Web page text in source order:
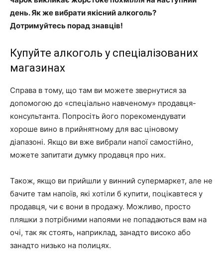
день. Як же вибрати якісний алкоголь?
Дотримуйтесь порад знавців!
Купуйте алкоголь у спеціалізованих
магазинах
Справа в тому, що там ви можете звернутися за
допомогою до «спеціально навченому» продавця-
консультанта. Попросіть його порекомендувати
хороше вино в прийнятному для вас ціновому
діапазоні. Якщо ви вже вибрали напої самостійно,
можете запитати думку продавця про них.
Також, якщо ви прийшли у винний супермаркет, але не
бачите там напоїв, які хотіли б купити, поцікавтеся у
продавця, чи є вони в продажу. Можливо, просто
пляшки з потрібними напоями не попадаються вам на
очі, так як стоять, наприклад, занадто високо або
занадто низько на полицях.